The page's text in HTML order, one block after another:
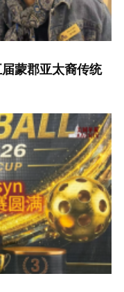
蒙郡亚太裔传统